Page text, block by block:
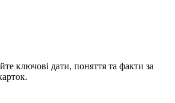
ключові дати, поняття та факти за